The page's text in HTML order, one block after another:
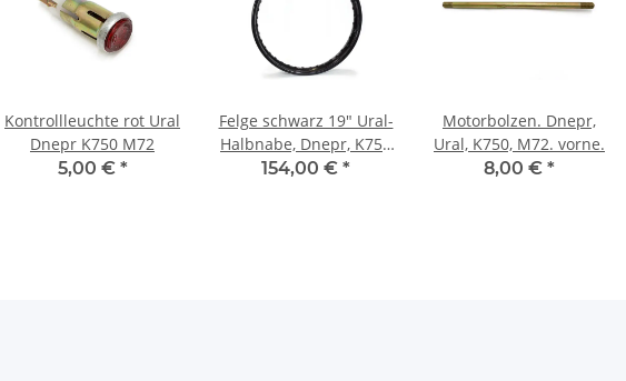
Kontrollleuchte rot Ural
Dnepr K750 M72
5,00 € *
Felge schwarz 19" Ural-
Halbnabe, Dnepr, K750
EU Radelli, verbessert
154,00 € *
Motorbolzen. Dnepr,
Ural, K750, M72. vorne.
8,00 € *